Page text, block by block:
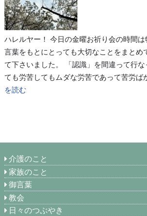
ハレルヤー！ 今日の金曜お祈り会の時間
言葉をもとにとっても大切なことをまとめ
て下さいました。 「認識」を間違って行
ても労苦してもムダな労苦であって苦労ば
を読む
介護のこと
家族のこと
御言葉
教会
日々のつぶやき